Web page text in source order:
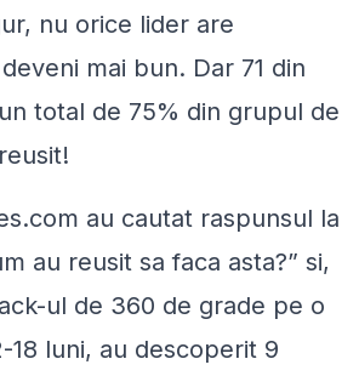
nu orice lider are
mai bun. Dar 71 din
total de 75% din grupul de
au cautat raspunsul la
au reusit sa faca asta?” si,
ul de 360 de grade pe o
18 luni, au descoperit 9